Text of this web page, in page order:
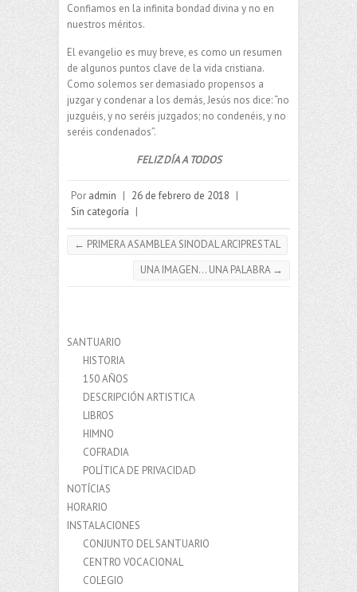
Confiamos en la infinita bondad divina y no en
nuestros méritos.
El evangelio es muy breve, es como un resumen
de algunos puntos clave de la vida cristiana.
Como solemos ser demasiado propensos a
juzgar y condenar a los demás, Jesús nos dice: “no
juzguéis, y no seréis juzgados; no condenéis, y no
seréis condenados”.
FELIZ DÍA A TODOS
Por admin | 26 de febrero de 2018 |
Sin categoría |
← PRIMERA ASAMBLEA SINODAL ARCIPRESTAL
UNA IMAGEN… UNA PALABRA →
SANTUARIO
HISTORIA
150 AÑOS
DESCRIPCIÓN ARTISTICA
LIBROS
HIMNO
COFRADIA
POLÍTICA DE PRIVACIDAD
NOTÍCIAS
HORARIO
INSTALACIONES
CONJUNTO DEL SANTUARIO
CENTRO VOCACIONAL
COLEGIO